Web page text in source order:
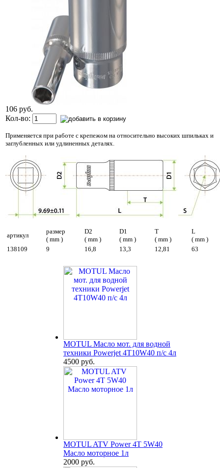
106 руб.
Кол-во:
Применяется при работе с крепежом на относительно высоких шпильках и
заглубленных или удлиненных деталях.
артикул
размер
( mm )
D2
( mm )
D1
( mm )
T
( mm )
L
( mm )
138109
9 16,8 13,3 12,81 63
MOTUL Масло мот. для водной
техники Powerjet 4T10W40 п/с 4л
4500 руб.
MOTUL ATV Power 4T 5W40
Масло моторное 1л
2000 руб.